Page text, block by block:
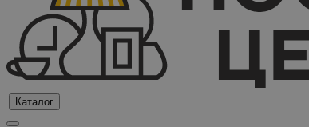
Каталог